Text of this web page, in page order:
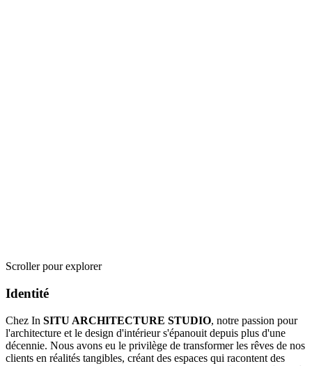
Scroller pour explorer
Identité
Chez In SITU ARCHITECTURE STUDIO, notre passion pour
l'architecture et le design d'intérieur s'épanouit depuis plus d'une
décennie. Nous avons eu le privilège de transformer les rêves de nos
clients en réalités tangibles, créant des espaces qui racontent des